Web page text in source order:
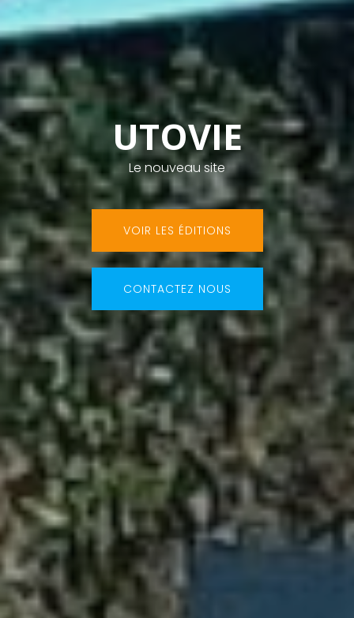
UTOVIE
Le nouveau site
VOIR LES ÉDITIONS
CONTACTEZ NOUS